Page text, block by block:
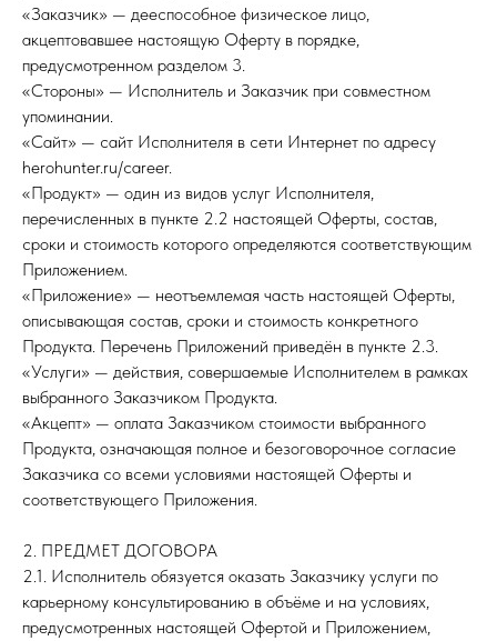
«Заказчик» — дееспособное физическое лицо,
акцептовавшее настоящую Оферту в порядке,
предусмотренном разделом 3.
«Стороны» — Исполнитель и Заказчик при совместном
упоминании.
«Сайт» — сайт Исполнителя в сети Интернет по адресу
herohunter.ru/career.
«Продукт» — один из видов услуг Исполнителя,
перечисленных в пункте 2.2 настоящей Оферты, состав,
сроки и стоимость которого определяются соответствующим
Приложением.
«Приложение» — неотъемлемая часть настоящей Оферты,
описывающая состав, сроки и стоимость конкретного
Продукта. Перечень Приложений приведён в пункте 2.3.
«Услуги» — действия, совершаемые Исполнителем в рамках
выбранного Заказчиком Продукта.
«Акцепт» — оплата Заказчиком стоимости выбранного
Продукта, означающая полное и безоговорочное согласие
Заказчика со всеми условиями настоящей Оферты и
соответствующего Приложения.
2. ПРЕДМЕТ ДОГОВОРА
2.1. Исполнитель обязуется оказать Заказчику услуги по
карьерному консультированию в объёме и на условиях,
предусмотренных настоящей Офертой и Приложением,